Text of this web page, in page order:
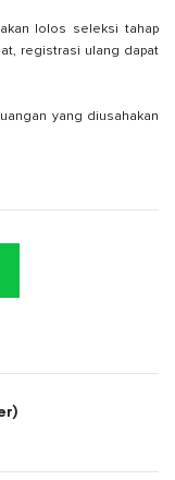
lolos seleksi tahap
registrasi ulang dapat
yang diusahakan